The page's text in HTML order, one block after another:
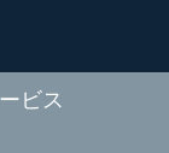
ビス